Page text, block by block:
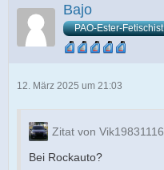
Bajo
PAO-Ester-Fetischist
12. März 2025 um 21:03
Zitat von Vik19831116
Bei Rockauto?